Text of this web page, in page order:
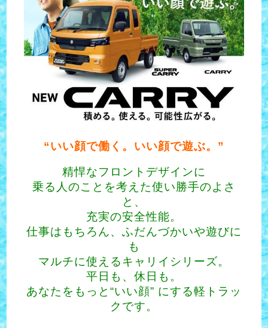
“いい顔で働く。いい顔で遊ぶ。”
精悍なフロントデザインに
乗る人のことを考えた使い勝手のよさ
と、
充実の安全性能。
仕事はもちろん、ふだんづかいや遊びに
も
マルチに使えるキャリイシリーズ。
平日も、休日も。
あなたをもっと“いい顔” にする軽トラッ
クです。